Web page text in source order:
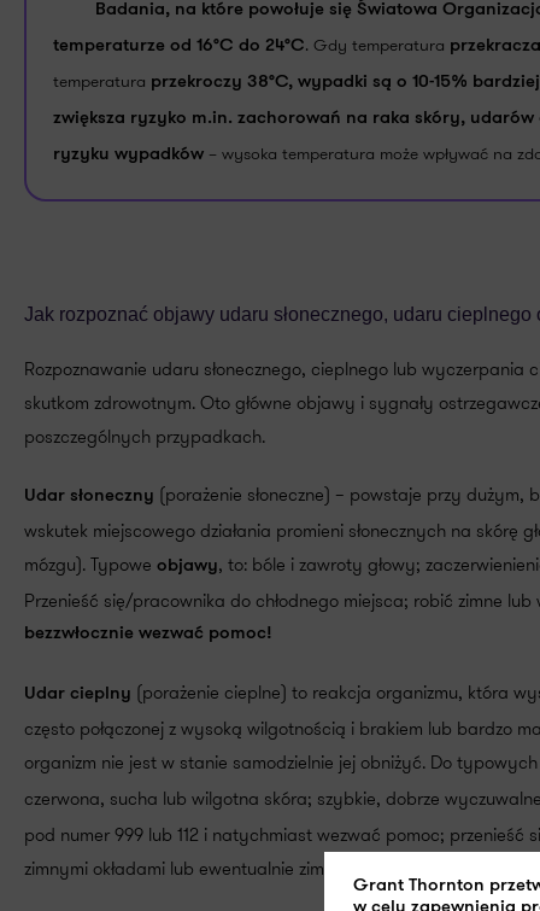
Badania, na które powołuje się Światowa
temperaturze od 16°C do 24°C. Gdy temperatura
temperatura przekroczy 38°C, wypadki są o 10-15%
zwiększa ryzyko m.in. zachorowań na raka skóry, udarów
ryzyku wypadków – wysoka temperatura może wpływać na
Jak rozpoznać objawy udaru słonecznego, udaru
Rozpoznawanie udaru słonecznego, cieplnego lub
skutkom zdrowotnym. Oto główne objawy i sygnały
poszczególnych przypadkach.
Udar słoneczny (porażenie słoneczne) – powstaje przy dużym,
wskutek miejscowego działania promieni słonecznych na
mózgu). Typowe objawy, to: bóle i zawroty głowy;
Przenieść się/pracownika do chłodnego miejsca; robić zimne
bezzwłocznie wezwać pomoc!
Udar cieplny (porażenie cieplne) to reakcja organizmu, która
często połączonej z wysoką wilgotnością i brakiem lub bardzo
organizm nie jest w stanie samodzielnie jej obniżyć. Do
czerwona, sucha lub wilgotna skóra; szybkie, dobrze
pod numer 999 lub 112 i natychmiast wezwać pomoc;
zimnymi okładami lub ewentualnie zimną kąpielą/zimnym
Grant Thornton
w celu zapewnienia